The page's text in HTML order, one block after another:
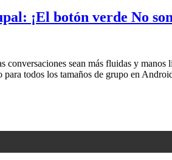
¡El botón verde No
sean más fluidas y
para todos los tamaños de grupo en